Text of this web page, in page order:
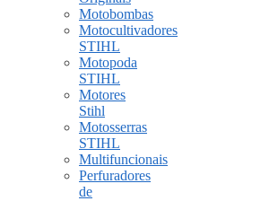
Motobombas
Motocultivadores
STIHL
Motopoda
STIHL
Motores
Stihl
Motosserras
STIHL
Multifuncionais
Perfuradores
de